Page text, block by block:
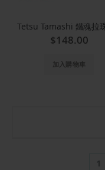
Tetsu Tamashi 鐵魂拉
$148.00
加入購物車
1